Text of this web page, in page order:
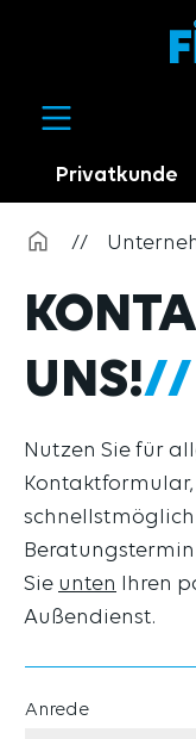
Privatkunde
Händler
//
UNS!
Nutzen Sie für
schnellstmöglich
Sie unten
Ihren
Außendienst.
Anrede